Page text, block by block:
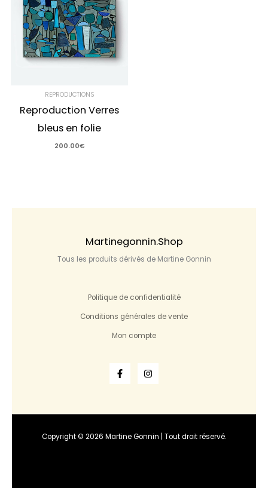
REPRODUCTIONS
Reproduction Verres
bleus en folie
200.00€
Martinegonnin.shop
Tous les produits dérivés de Martine Gonnin
Politique de confidentialité
Conditions générales de vente
Mon compte
Copyright © 2026 Martine Gonnin | Tout droit réservé.